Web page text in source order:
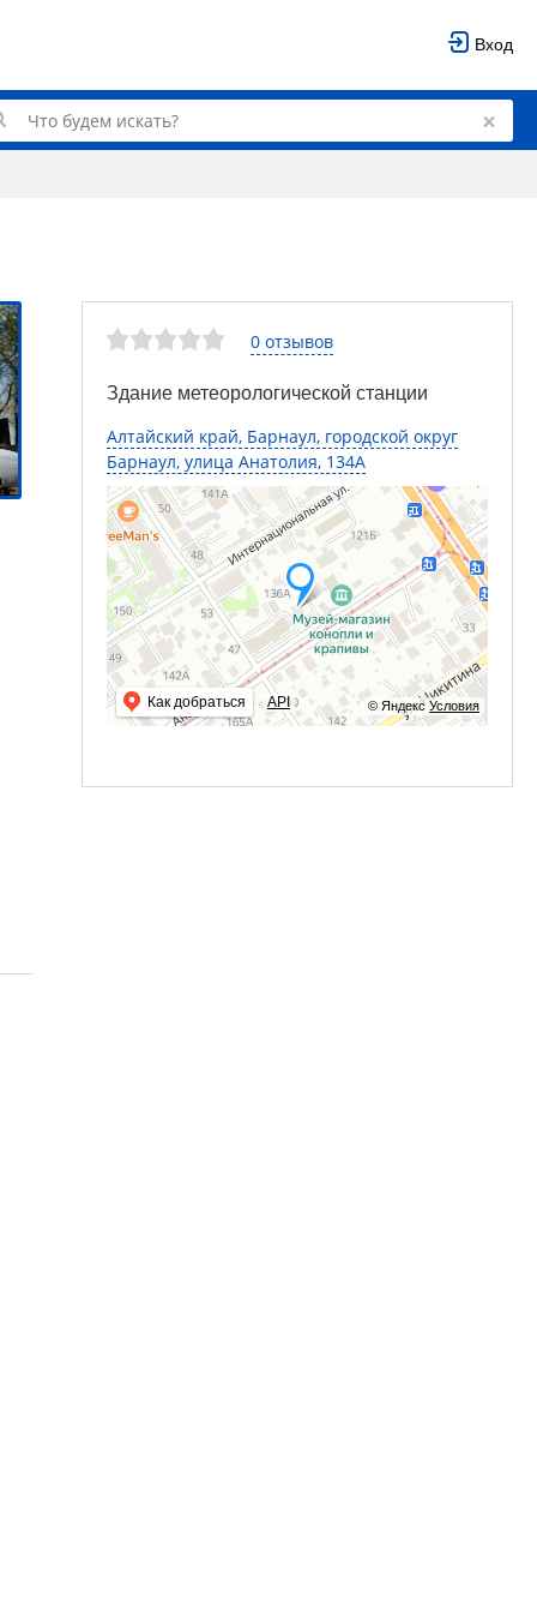
Вход
0 отзывов
Здание метеорологической станции
Алтайский край, Барнаул, городской округ
Барнаул, улица Анатолия, 134А
© Яндекс Условия
Как добраться API